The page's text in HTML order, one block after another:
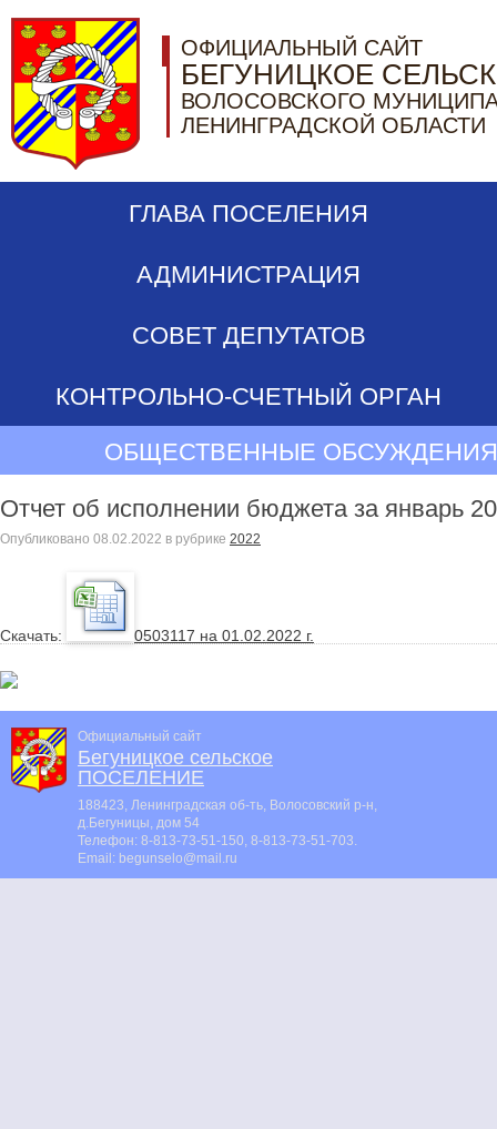
ОФИЦИАЛЬНЫЙ САЙТ
БЕГУНИЦКОЕ
ВОЛОСОВСКОГО
ЛЕНИНГРАДСКОЙ ОБЛАСТИ
ГЛАВА ПОСЕЛЕНИЯ
АДМИНИСТРАЦИЯ
СОВЕТ ДЕПУТАТОВ
КОНТРОЛЬНО-СЧЕТНЫЙ ОРГАН
ОБЩЕСТВЕННЫЕ
Отчет об исполнении бюджета за январь
Опубликовано 08.02.2022 в рубрике 2022
Cкачать: 0503117 на 01.02.2022 г.
Официальный сайт
Бегуницкое сельское
ПОСЕЛЕНИЕ
188423, Ленинградская об-ть, Волосовский р-н,
д.Бегуницы, дом 54
Телефон: 8-813-73-51-150, 8-813-73-51-703.
Email: begunselo@mail.ru